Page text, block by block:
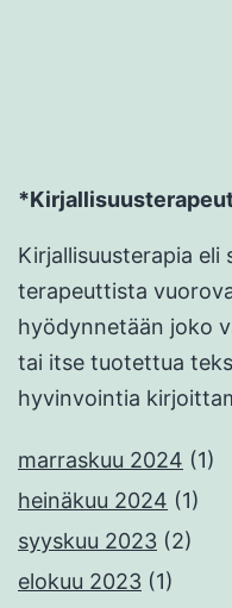
Kirjallisuusterapia
terapeuttista
hyödynnetään joko
tai itse tuotettua
hyvinvointia
marraskuu 2024 (1)
heinäkuu 2024 (1)
syyskuu 2023 (2)
elokuu 2023 (1)